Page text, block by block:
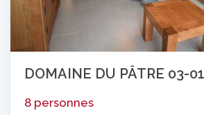
DOMAINE DU PÂTRE 03-
8 personnes